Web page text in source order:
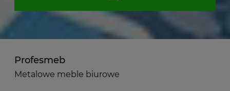
Profesmeb
Metalowe meble biurowe